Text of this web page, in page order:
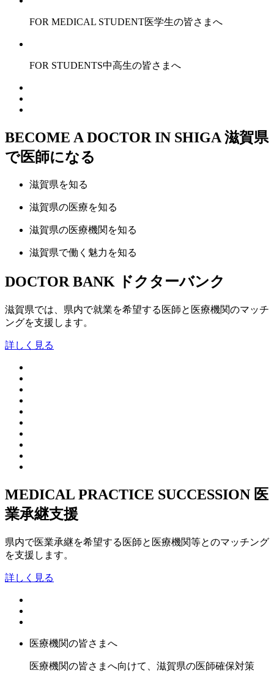
FOR MEDICAL STUDENT医学生の皆さまへ
FOR STUDENTS中高生の皆さまへ
BECOME A DOCTOR IN SHIGA 滋賀県
で医師になる
滋賀県を知る
滋賀県の医療を知る
滋賀県の医療機関 を知る
滋賀県で働く魅力 を知る
DOCTOR BANK ドクターバンク
滋賀県では、県内で就業を希望する医師と医療機関のマッチ
ングを支援します。
詳しく見る
MEDICAL PRACTICE SUCCESSION 医
業承継支援
県内で医業承継を希望する医師と医療機関等とのマッチング
を支援します。
詳しく見る
医療機関の皆さまへ
医療機関の皆さまへ向けて、滋賀県の医師確保対策